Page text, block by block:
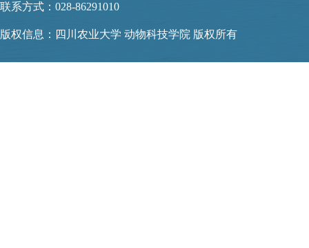
联系方式：028-86291010
版权信息：四川农业大学 动物科技学院 版权所有